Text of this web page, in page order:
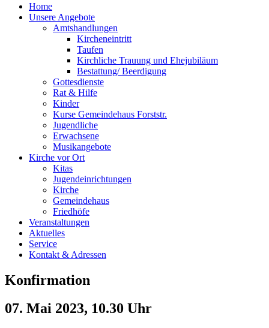
Home
Unsere Angebote
Amtshandlungen
Kircheneintritt
Taufen
Kirchliche Trauung und Ehejubiläum
Bestattung/ Beerdigung
Gottesdienste
Rat & Hilfe
Kinder
Kurse Gemeindehaus Forststr.
Jugendliche
Erwachsene
Musikangebote
Kirche vor Ort
Kitas
Jugendeinrichtungen
Kirche
Gemeindehaus
Friedhöfe
Veranstaltungen
Aktuelles
Service
Kontakt & Adressen
Konfirmation
07. Mai 2023, 10.30 Uhr